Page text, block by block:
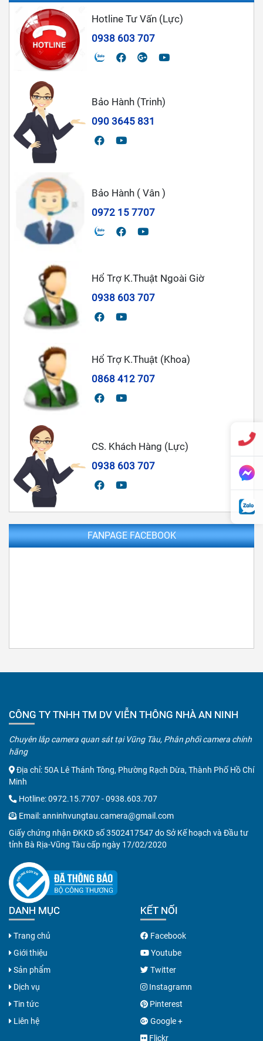
Hotline Tư Vấn (Lực)
0938 603 707
Bảo Hành (Trinh)
090 3645 831
Bảo Hành ( Vân )
0972 15 7707
Hổ Trợ K.Thuật Ngoài Giờ
0938 603 707
Hổ Trợ K.Thuật (Khoa)
0868 412 707
CS. Khách Hàng (Lực)
0938 603 707
FANPAGE FACEBOOK
CÔNG TY TNHH TM DV VIỄN THÔNG NHÀ AN NINH
Chuyên lắp camera quan sát tại Vũng Tàu, Phân phối camera chính
hãng
Địa chỉ: 50A Lê Thánh Tông, Phường Rạch Dừa, Thành Phố Hồ Chí
Minh
Hotline:0972.15.7707-0938.603.707
Email:anninhvungtau.camera@gmail.com
Giấy chứng nhận ĐKKD số 3502417547 do Sở Kế hoạch và Đầu tư
tỉnh Bà Rịa-Vũng Tàu cấp ngày 17/02/2020
DANH MỤC
Trang chủ
Giới thiệu
Sản phẩm
Dịch vụ
Tin tức
Liên hệ
KẾT NỐI
Facebook
Youtube
Twitter
Instagramn
Pinterest
Google +
Flickr